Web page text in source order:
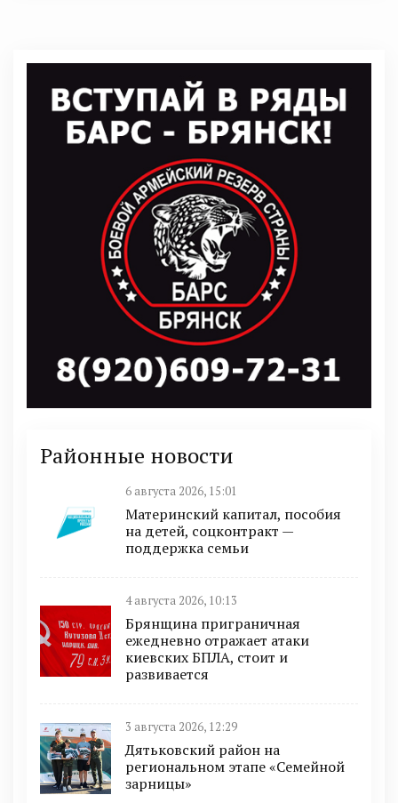
Районные новости
6 августа 2026, 15:01
Материнский капитал, пособия
на детей, соцконтракт —
поддержка семьи
4 августа 2026, 10:13
Брянщина приграничная
ежедневно отражает атаки
киевских БПЛА, стоит и
развивается
3 августа 2026, 12:29
Дятьковский район на
региональном этапе «Семейной
зарницы»